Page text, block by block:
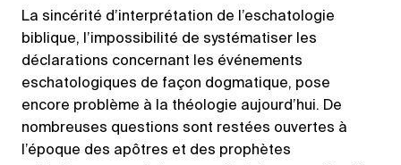
La sincérité d’interprétation de l’eschatologie
biblique, l’impossibilité de systématiser les
déclarations concernant les événements
eschatologiques de façon dogmatique, pose
encore problème à la théologie aujourd’hui. De
nombreuses questions sont restées ouvertes à
l’époque des apôtres et des prophètes